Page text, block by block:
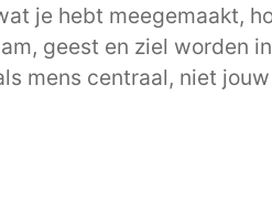
je hebt meegemaakt,
geest en ziel worden
mens centraal, niet jouw